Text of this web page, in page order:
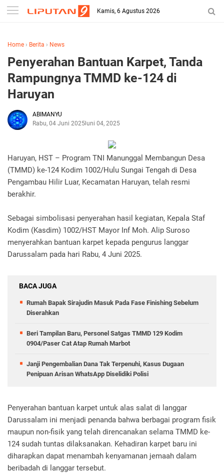
Kamis, 6 Agustus 2026
Home › Berita › News
Penyerahan Bantuan Karpet, Tanda
Rampungnya TMMD ke-124 di
Haruyan
ABIMANYU
Rabu, 04 Juni 2025Juni 04, 2025
Haruyan, HST – Program TNI Manunggal Membangun Desa
(TMMD) ke-124 Kodim 1002/Hulu Sungai Tengah di Desa
Pengambau Hilir Luar, Kecamatan Haruyan, telah resmi
berakhir.
Sebagai simbolisasi penyerahan hasil kegiatan, Kepala Staf
Kodim (Kasdim) 1002/HST Mayor Inf Moh. Alip Suroso
menyerahkan bantuan karpet kepada pengurus langgar
Darussalam pada hari Rabu, 4 Juni 2025.
BACA JUGA
Rumah Bapak Sirajudin Masuk Pada Fase Finishing Sebelum
Diserahkan
Beri Tampilan Baru, Personel Satgas TMMD 129 Kodim
0904/Paser Cat Atap Rumah Marbot
Janji Pengembalian Dana Tak Terpenuhi, Kasus Dugaan
Penipuan Arisan WhatsApp Diselidiki Polisi
Penyerahan bantuan karpet untuk alas salat di langgar
Darussalam ini menjadi penanda bahwa berbagai program fisik
maupun non-fisik yang telah direncanakan selama TMMD ke-
124 sudah tuntas dilaksanakan. Kehadiran karpet baru ini
diharapkan dapat menambah kenyamanan jemaah dalam
beribadah di langgar tersebut.